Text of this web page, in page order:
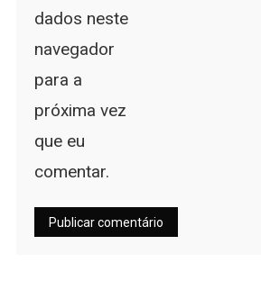
dados neste
navegador
para a
próxima vez
que eu
comentar.